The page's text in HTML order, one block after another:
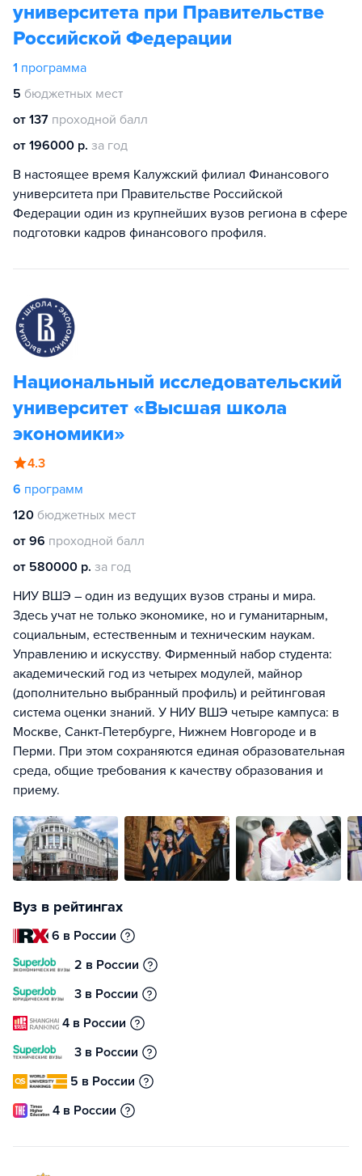
университета при Правительстве
Российской Федерации
1 программа
5 бюджетных мест
от 137 проходной балл
от 196000 р. за год
В настоящее время Калужский филиал Финансового
университета при Правительстве Российской
Федерации один из крупнейших вузов региона в сфере
подготовки кадров финансового профиля.
Национальный исследовательский
университет «Высшая школа
экономики»
4.3
6 программ
120 бюджетных мест
от 96 проходной балл
от 580000 р. за год
НИУ ВШЭ – один из ведущих вузов страны и мира.
Здесь учат не только экономике, но и гуманитарным,
социальным, естественным и техническим наукам.
Управлению и искусству. Фирменный набор студента:
академический год из четырех модулей, майнор
(дополнительно выбранный профиль) и рейтинговая
система оценки знаний. У НИУ ВШЭ четыре кампуса: в
Москве, Санкт-Петербурге, Нижнем Новгороде и в
Перми. При этом сохраняются единая образовательная
среда, общие требования к качеству образования и
приему.
Вуз в рейтингах
6 в России
2 в России
3 в России
4 в России
3 в России
5 в России
4 в России